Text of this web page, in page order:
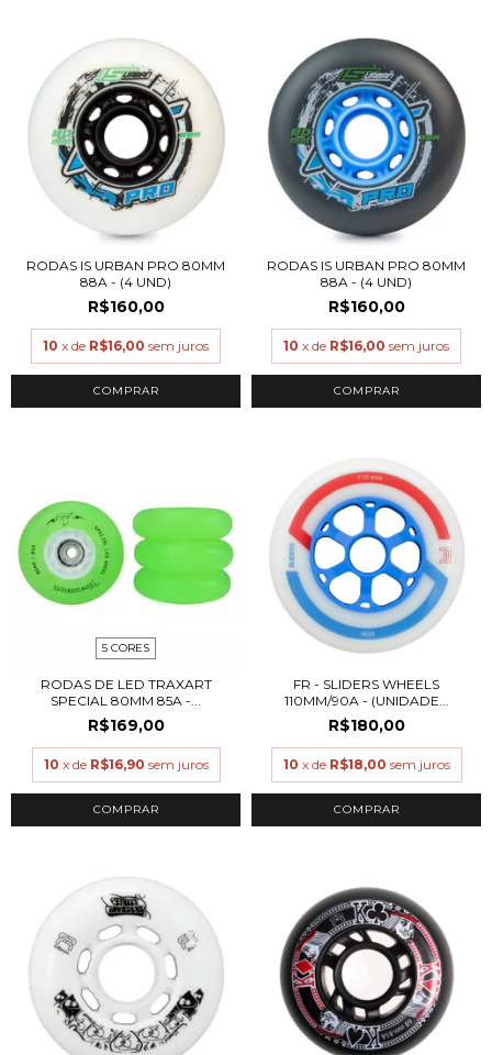
RODAS IS URBAN PRO 80MM
88A - (4 UND)
R$160,00
10 x de R$16,00 sem juros
COMPRAR
RODAS IS URBAN PRO 80MM
88A - (4 UND)
R$160,00
10 x de R$16,00 sem juros
COMPRAR
5 CORES
RODAS DE LED TRAXART
SPECIAL 80MM 85A -...
R$169,00
10 x de R$16,90 sem juros
COMPRAR
FR - SLIDERS WHEELS
110MM/90A - (UNIDADE...
R$180,00
10 x de R$18,00 sem juros
COMPRAR